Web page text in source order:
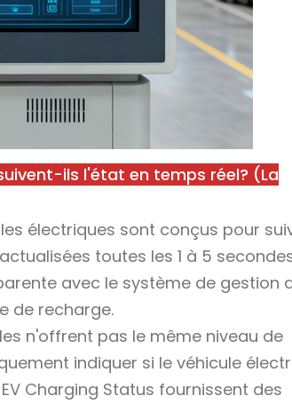
ils l'état en temps réel? (La
électriques sont conçus pour
toutes les 1 à 5
avec le système de gestion
de recharge.
n'offrent pas le même niveau de
indiquer si le véhicule
Charging Status fournissent des